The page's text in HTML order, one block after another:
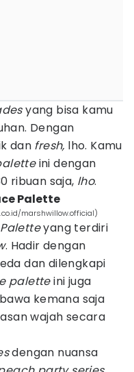
yang bisa kamu
Dengan
dan fresh, lho. Kamu
ini dengan
ribuan saja, lho.
Palette
marshwillow.official)
yang terdiri
. Hadir dengan
dan dilengkapi
paletteini juga
kemana saja
wajah secara
dengan nuansa